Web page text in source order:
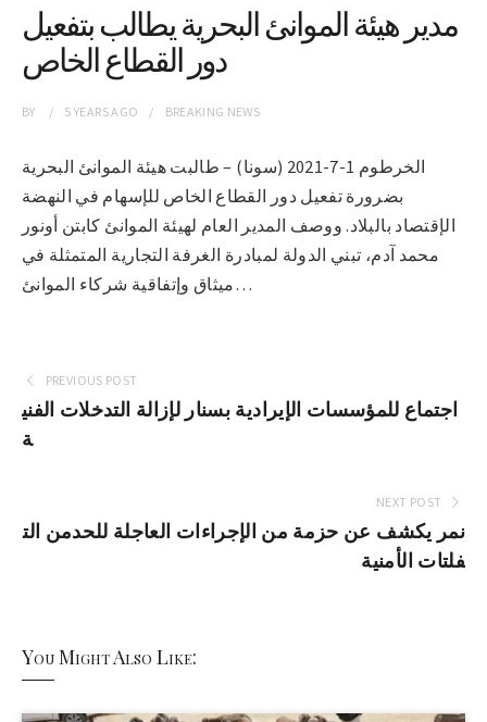
مدير هيئة الموانئ البحرية يطالب بتفعيل
دور القطاع الخاص
BY 5 YEARSAGO BREAKING NEWS
الخرطوم 1-7-2021 (سونا) – طالبت هيئة الموانئ البحرية
بضرورة تفعيل دور القطاع الخاص للإسهام في النهضة
الإقتصاد بالبلاد. ووصف المدير العام لهيئة الموانئ كابتن أونور
محمد آدم، تبني الدولة لمبادرة الغرفة التجارية المتمثلة في
ميثاق وإتفاقية شركاء الموانئ…
PREVIOUS POST
اجتماع للمؤسسات الإيرادية بسنار لإزالة التدخلات الفني
ة
NEXT POST
نمر يكشف عن حزمة من الإجراءات العاجلة للحدمن الت
فلتات الأمنية
You Might Also Like: